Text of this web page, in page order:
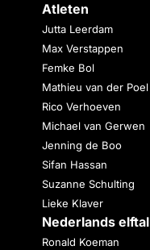
Atleten
Jutta Leerdam
Max Verstappen
Femke Bol
Mathieu van der Poel
Rico Verhoeven
Michael van Gerwen
Jenning de Boo
Sifan Hassan
Suzanne Schulting
Lieke Klaver
Nederlands elftal
Ronald Koeman